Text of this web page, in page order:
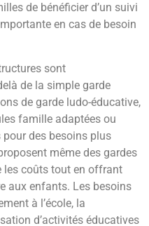
de bénéficier d’un suivi
en cas de besoin
sont
de la simple garde
de garde ludo-éducative,
famille adaptées ou
pour des besoins plus
même des gardes
les coûts tout en offrant
aux enfants. Les besoins
à l’école, la
d’activités éducatives